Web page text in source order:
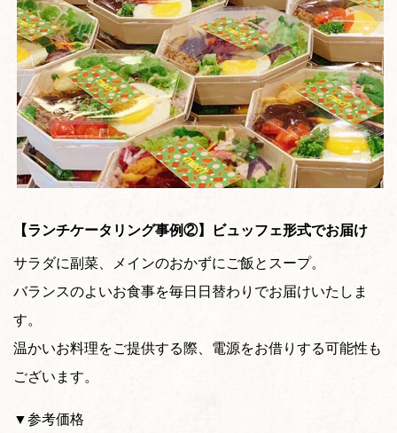
【ランチケータリング事例②】ビュッフェ形式でお届け
サラダに副菜、メインのおかずにご飯とスープ。
バランスのよいお食事を毎日日替わりでお届けいたしま
す。
温かいお料理をご提供する際、電源をお借りする可能性も
ございます。
▼参考価格